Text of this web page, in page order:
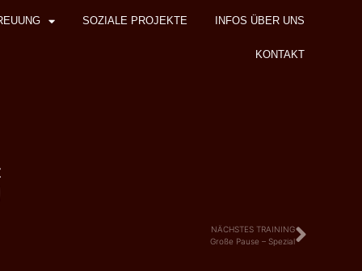
SOZIALE PROJEKTE INFOS ÜBER UNS
KONTAKT
NÄCHSTES TRAINING
Große Pause – Spezial